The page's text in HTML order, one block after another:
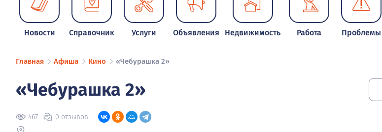
Новости Справочник Услуги Объявления Недвижимость Работа Проблемы
Главная Афиша Кино «Чебурашка 2»
«Чебурашка 2»
467 0 отзывов